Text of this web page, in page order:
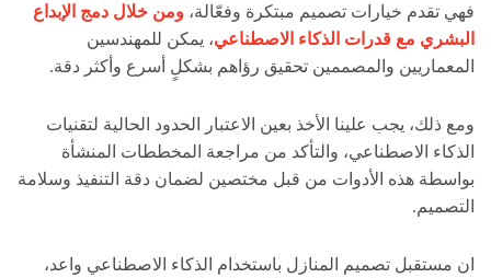
فهي تقدم خيارات تصميم مبتكرة وفعّالة، ومن خلال دمج الإبداع
البشري مع قدرات الذكاء الاصطناعي، يمكن للمهندسين
المعماريين والمصممين تحقيق رؤاهم بشكلٍ أسرع وأكثر دقة.
ومع ذلك، يجب علينا الأخذ بعين الاعتبار الحدود الحالية لتقنيات
الذكاء الاصطناعي، والتأكد من مراجعة المخططات المنشأة
بواسطة هذه الأدوات من قبل مختصين لضمان دقة التنفيذ وسلامة
التصميم.
ان مستقبل تصميم المنازل باستخدام الذكاء الاصطناعي واعد،